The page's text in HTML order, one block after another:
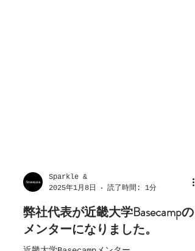
Sparkle &
2025年1月8日
読了時間: 1分
弊社代表が近畿大学Basecampの